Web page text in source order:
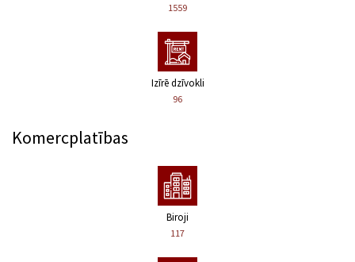
1559
Izīrē dzīvokli
96
Komercplatības
Biroji
117